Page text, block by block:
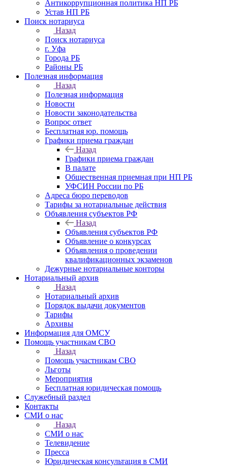
Антикоррупционная политика НП РБ
Устав НП РБ
Поиск нотариуса
Назад
Поиск нотариуса
г. Уфа
Города РБ
Районы РБ
Полезная информация
Назад
Полезная информация
Новости
Новости законодательства
Вопрос ответ
Бесплатная юр. помощь
Графики приема граждан
Назад
Графики приема граждан
В палате
Общественная приемная при НП РБ
УФСИН России по РБ
Адреса бюро переводов
Тарифы за нотариальные действия
Объявления субъектов РФ
Назад
Объявления субъектов РФ
Объявление о конкурсах
Объявления о проведении
квалификационных экзаменов
Дежурные нотариальные конторы
Нотариальный архив
Назад
Нотариальный архив
Порядок выдачи документов
Тарифы
Архивы
Информация для ОМСУ
Помощь участникам СВО
Назад
Помощь участникам СВО
Льготы
Мероприятия
Бесплатная юридическая помощь
Служебный раздел
Контакты
СМИ о нас
Назад
СМИ о нас
Телевидение
Пресса
Юридическая консультация в СМИ